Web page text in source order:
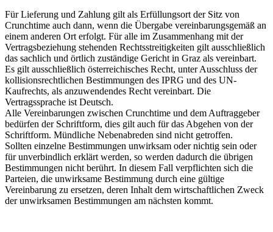
Für Lieferung und Zahlung gilt als Erfüllungsort der Sitz von
Crunchtime auch dann, wenn die Übergabe vereinbarungsgemäß an
einem anderen Ort erfolgt. Für alle im Zusammenhang mit der
Vertragsbeziehung stehenden Rechtsstreitigkeiten gilt ausschließlich
das sachlich und örtlich zuständige Gericht in Graz als vereinbart.
Es gilt ausschließlich österreichisches Recht, unter Ausschluss der
kollisionsrechtlichen Bestimmungen des IPRG und des UN-
Kaufrechts, als anzuwendendes Recht vereinbart. Die
Vertragssprache ist Deutsch.
Alle Vereinbarungen zwischen Crunchtime und dem Auftraggeber
bedürfen der Schriftform, dies gilt auch für das Abgehen von der
Schriftform. Mündliche Nebenabreden sind nicht getroffen.
Sollten einzelne Bestimmungen unwirksam oder nichtig sein oder
für unverbindlich erklärt werden, so werden dadurch die übrigen
Bestimmungen nicht berührt. In diesem Fall verpflichten sich die
Parteien, die unwirksame Bestimmung durch eine gültige
Vereinbarung zu ersetzen, deren Inhalt dem wirtschaftlichen Zweck
der unwirksamen Bestimmungen am nächsten kommt.